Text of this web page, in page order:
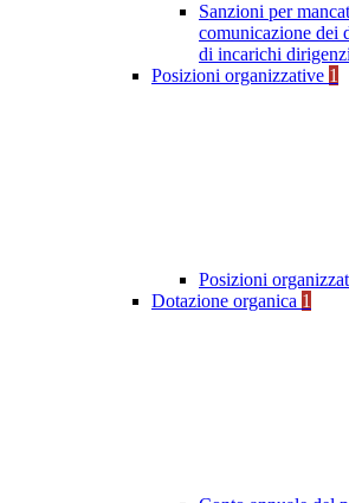
Sanzioni per
comunicazione dei
di incarichi
Posizioni organizzative 1
Posizioni
Dotazione organica 1